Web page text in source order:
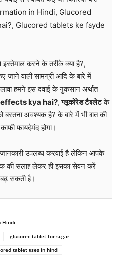
in Hindi, Glucored
Glucored tablets ke fayde
करने के तरीके क्या है?,
वाली सामग्री आदि के बारे में
हमने इस दवाई के नुकसान अर्थात
kya hai?,ग्लूकोरेड टैबलेटके
बरतना आवश्यक है? के बारे में भी बात की
फायदेमंद होगा।
उपलब्ध करवाई है लेकिन आपके
की सलाह लेकर ही इसका सेवन करें
सकती है।
Hindi
glucored tablet for sugar
tablet uses in hindi